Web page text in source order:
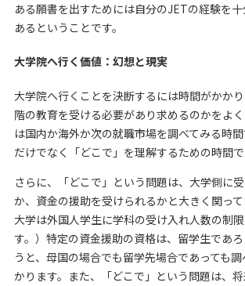
ある願書を出すためには自分のJETの経験を
あるということです。
大学院へ行く価値：幻想と現実
大学院へ行くことを決断するには時間がかか
階の教育を受ける必要があり求めるのかをよ
は国内か海外か次の就職市場を調べてみる時間
だけでなく「どこで」を理解するための時間で
さらに、「どこで」という問題は、大学側に
か、資金の援助を受けられるかと大きく関っ
大学は外国人学生に学科の受け入れ人数の制
す。）特定の資金援助の資格は、留学生であ
うと、母国の場合でも留学先場合であっても
かります。また、「どこで」という問題は、